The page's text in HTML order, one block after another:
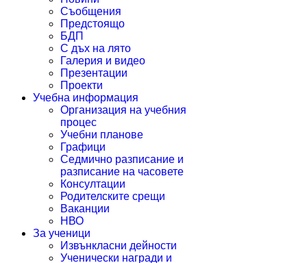
Съобщения
Предстоящо
БДП
С дъх на лято
Галерия и видео
Презентации
Проекти
Учебна информация
Организация на учебния
процес
Учебни планове
Графици
Седмично разписание и
разписание на часовете
Консултации
Родителските срещи
Ваканции
НВО
За ученици
Извънкласни дейности
Ученически награди и